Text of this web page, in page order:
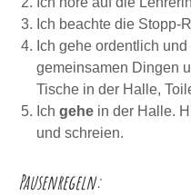
Ich beachte die Stopp-
Ich gehe ordentlich
gemeinsamen Dingen
Tische in der Halle,
Ich gehe in der Halle.
und schreien.
Pausenregeln: